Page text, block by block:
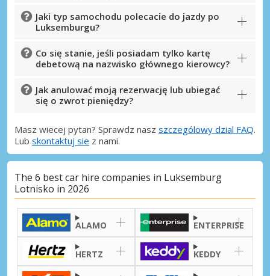
Jaki typ samochodu polecacie do jazdy po
Luksemburgu?
Co się stanie, jeśli posiadam tylko kartę
debetową na nazwisko głównego kierowcy?
Jak anulować moją rezerwację lub ubiegać
się o zwrot pieniędzy?
Masz wiecej pytan? Sprawdz nasz szczególowy dzial FAQ.
Lub skontaktuj sie z nami.
The 6 best car hire companies in Luksemburg
Lotnisko in 2026
ALAMO ENTERPRISE
HERTZ KEDDY